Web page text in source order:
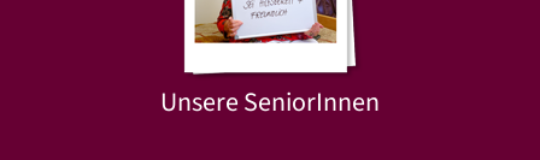
Unsere SeniorInnen